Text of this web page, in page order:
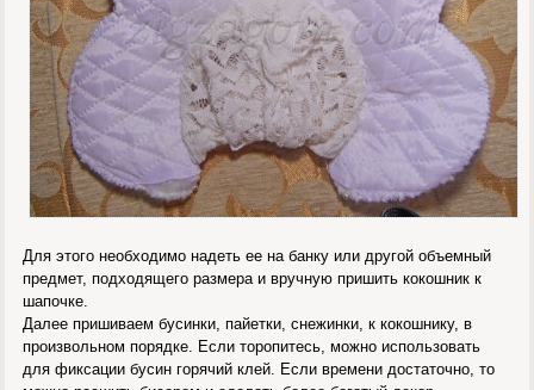
Для этого необходимо надеть ее на банку или другой объемный
предмет, подходящего размера и вручную пришить кокошник к
шапочке.
Далее пришиваем бусинки, пайетки, снежинки, к кокошнику, в
произвольном порядке. Если торопитесь, можно использовать
для фиксации бусин горячий клей. Если времени достаточно, то